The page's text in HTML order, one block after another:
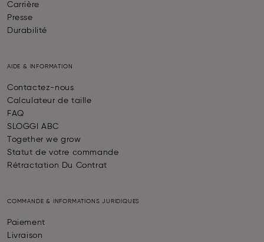
Carrière
Presse
Durabilité
AIDE & INFORMATION
Contactez-nous
Calculateur de taille
FAQ
SLOGGI ABC
Together we grow
Statut de votre commande
Rétractation Du Contrat
COMMANDE & INFORMATIONS JURIDIQUES
Paiement
Livraison